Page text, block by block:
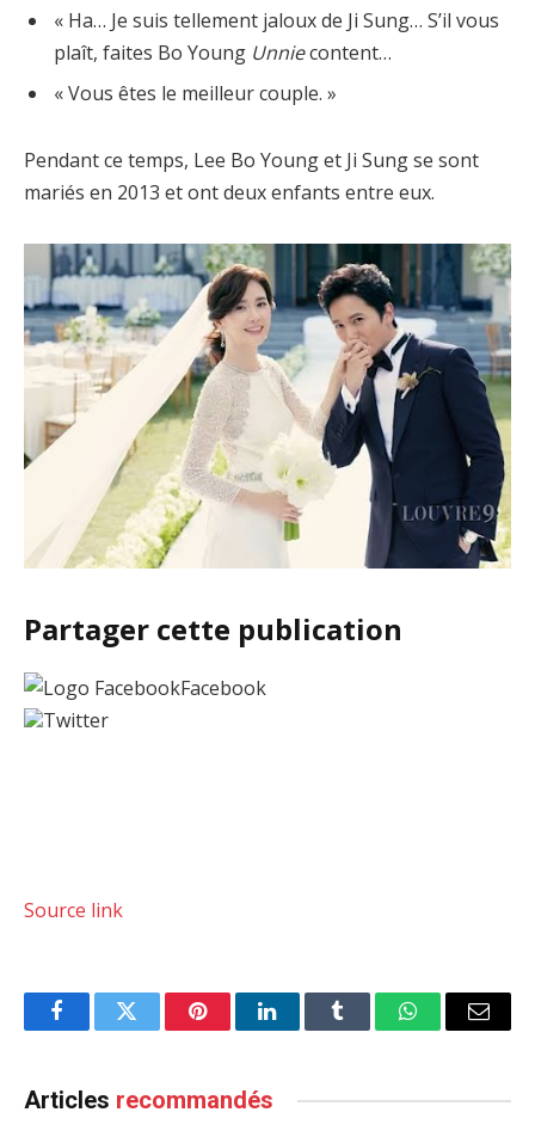
« Ha… Je suis tellement jaloux de Ji Sung… S’il vous
plaît, faites Bo Young Unniecontent…
« Vous êtes le meilleur couple. »
Pendant ce temps, Lee Bo Young et Ji Sung se sont
mariés en 2013 et ont deux enfants entre eux.
Partager cette publication
Facebook
Twitter
Source link
FacebookTwitter PinterestLinkedInTumblr WhatsAppEmail
Articles recommandés